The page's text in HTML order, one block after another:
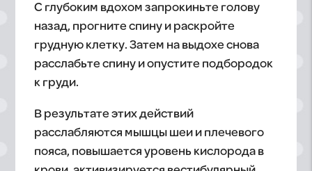
С глубоким вдохом запрокиньте голову
назад, прогните спину и раскройте
грудную клетку. Затем на выдохе снова
расслабьте спину и опустите подбородок
к груди.
В результате этих действий
расслабляются мышцы шеи и плечевого
пояса, повышается уровень кислорода в